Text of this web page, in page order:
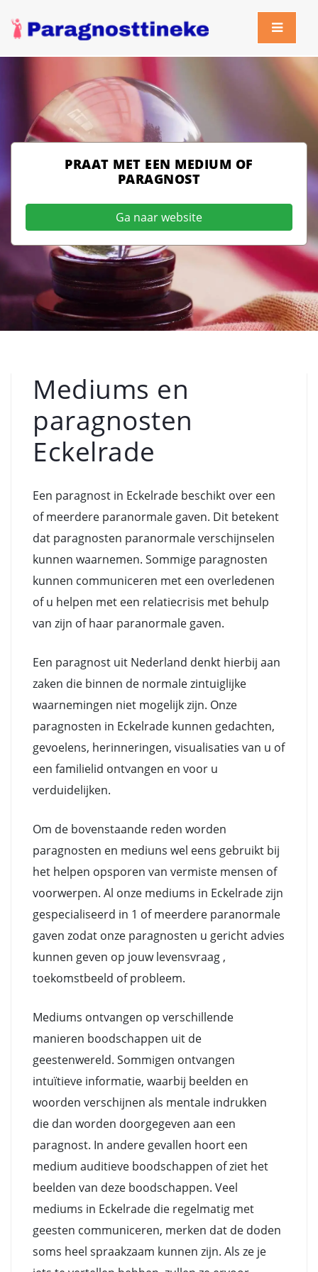
PRAAT MET EEN MEDIUM OF
PARAGNOST
Ga naar website
Mediums en
paragnosten
Eckelrade
Een paragnost in Eckelrade beschikt over een
of meerdere paranormale gaven. Dit betekent
dat paragnosten paranormale verschijnselen
kunnen waarnemen. Sommige paragnosten
kunnen communiceren met een overledenen
of u helpen met een relatiecrisis met behulp
van zijn of haar paranormale gaven.
Een paragnost uit Nederland denkt hierbij aan
zaken die binnen de normale zintuiglijke
waarnemingen niet mogelijk zijn. Onze
paragnosten in Eckelrade kunnen gedachten,
gevoelens, herinneringen, visualisaties van u of
een familielid ontvangen en voor u
verduidelijken.
Om de bovenstaande reden worden
paragnosten en mediuns wel eens gebruikt bij
het helpen opsporen van vermiste mensen of
voorwerpen. Al onze mediums in Eckelrade zijn
gespecialiseerd in 1 of meerdere paranormale
gaven zodat onze paragnosten u gericht advies
kunnen geven op jouw levensvraag ,
toekomstbeeld of probleem.
Mediums ontvangen op verschillende
manieren boodschappen uit de
geestenwereld. Sommigen ontvangen
intuïtieve informatie, waarbij beelden en
woorden verschijnen als mentale indrukken
die dan worden doorgegeven aan een
paragnost. In andere gevallen hoort een
medium auditieve boodschappen of ziet het
beelden van deze boodschappen. Veel
mediums in Eckelrade die regelmatig met
geesten communiceren, merken dat de doden
soms heel spraakzaam kunnen zijn. Als ze je